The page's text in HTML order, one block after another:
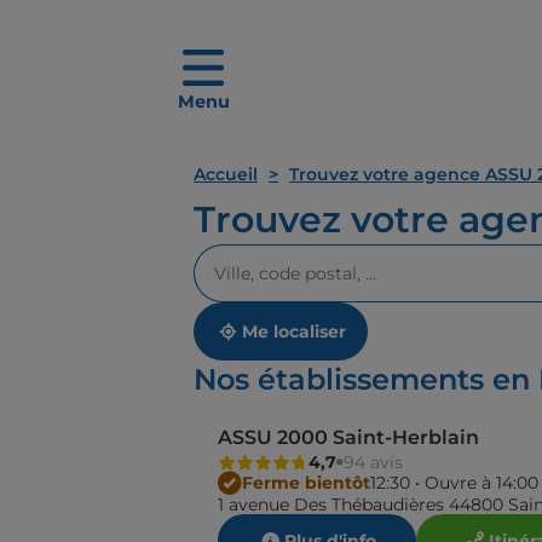
Menu
Accueil Trouvez votre agence ASSU
Trouvez votre
Veuillez
renseigner
une
adresse
Me localiser
Nos établissements
ASSU 2000 Saint-Herblain
4,7 94 avis
Ferme bientôt12:30 • Ouvre à 14:00
1 avenue Des Thébaudières 44800